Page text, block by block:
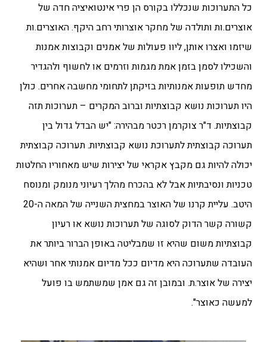
כל התערוכות שנכללו בקורס הן פרי אינטואיציה חדה של
אוצרים.ות ותולדה של מחקר אוצרותי רחב היקף. האוצרים.ות
שיזמו ואצרו אותן, ליוו פעולות של אמנים וקבוצות אמנות
והשכילו לסמן בזמן אמת מגמות וזרמים או לחשוף ולהגדיר
מחדש תופעות אמנותיות בזיקתן לתחומי מחשבה אחרים. כולן
היו תערוכות נושא קבוצתיות וברוב המקרים – תערוכות תזה
קבוצתיות. ד"ר צוקרמן רכטר מבהירה: "יש הבדל גדול בין
תערוכה קבוצתית לתערוכת נושא קבוצתיות. תערוכה קבוצתית
יכולה להיות גם מקבץ אקראי של יצירות שיש מאחוריו החלטות
טכניות ונסיבתיות אבל לא בהכרח מהלך רעיוני מנומק ומנוסח
היטב. עליית קרנו של האוצר במחצית השנייה של המאה ה-20
קשורה קשר הדוק לסוגה של תערוכות נושא או רעיון
קבוצתיות משום שהיא זו שמבליטה באופן הברור ביותר את
העובדה שתערוכה היא מדיום ככל מדיום אמנותי אחר ושהיא
יצירה של אוצר.ת. ובמובן זה גם אמן שמשתמש בו פועל
למעשה כאוצר".